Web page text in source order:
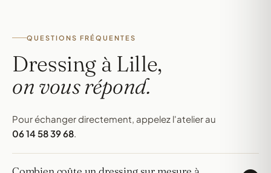
QUESTIONS FRÉQUENTES
Dressing à Lille,
on vous répond.
Pour échanger directement, appelez l'atelier au
06 14 58 39 68.